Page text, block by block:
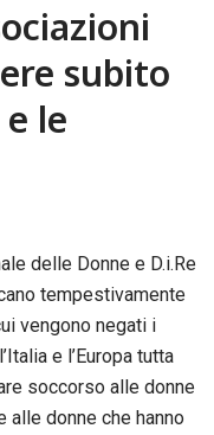
subito
le
delle Donne e D.i.Re
tempestivamente
vengono negati i
e l’Europa tutta
soccorso alle donne
alle donne che hanno